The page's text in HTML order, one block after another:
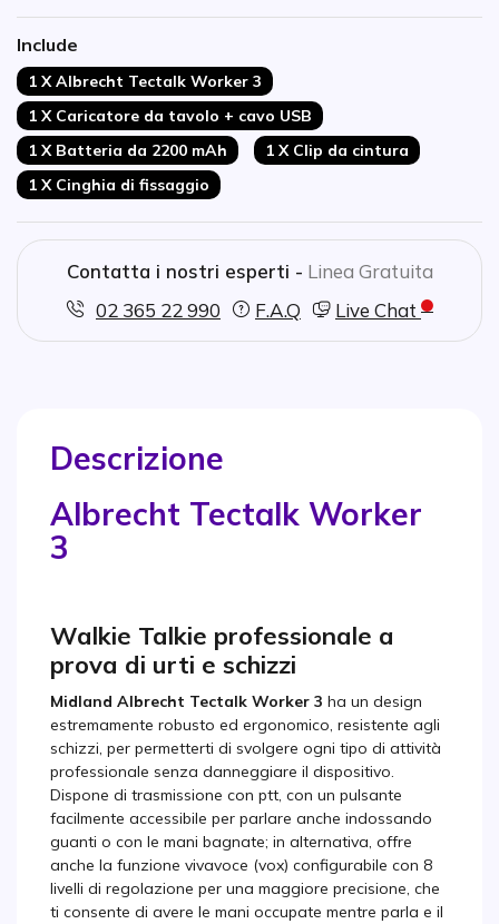
Ricarica tramite caricatore da tavolo o USB-C
Connessione Kenwood (2 pin) per kit auricolari
Include
1 X Albrecht Tectalk Worker 3
1 X Caricatore da tavolo + cavo USB
1 X Batteria da 2200 mAh
1 X Clip da cintura
1 X Cinghia di fissaggio
Contatta i nostri esperti - Linea Gratuita
02 365 22 990
F.A.Q Live Chat
Descrizione
Albrecht Tectalk Worker
3
Walkie Talkie professionale a
prova di urti e schizzi
Midland Albrecht Tectalk Worker 3 ha un design
estremamente robusto ed ergonomico, resistente agli
schizzi, per permetterti di svolgere ogni tipo di attività
professionale senza danneggiare il dispositivo.
Dispone di trasmissione con ptt, con un pulsante
facilmente accessibile per parlare anche indossando
guanti o con le mani bagnate; in alternativa, offre
anche la funzione vivavoce (vox) configurabile con 8
livelli di regolazione per una maggiore precisione, che
ti consente di avere le mani occupate mentre parla e il